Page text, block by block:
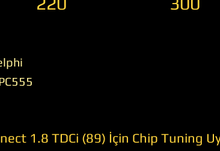
1.8 TDCi (89) İçin Chip Tuning